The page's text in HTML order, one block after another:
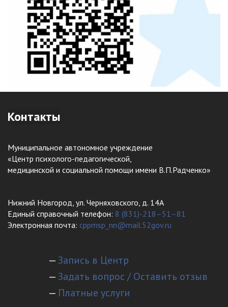
Контакты
Муниципальное автономное учреждение
«Центр психолого-педагогической,
медицинской и социальной помощи имени В.П.Радченко»
Нижний Новгород, ул. Черняховского, д. 14А
Единый справочный телефон: 8 (831)-218–51–81
Электронная почта: cppmsp_nn@mail.52gov.ru
—Запись в Центр
—Задать вопрос / Оставить отзыв
— Платные услуги